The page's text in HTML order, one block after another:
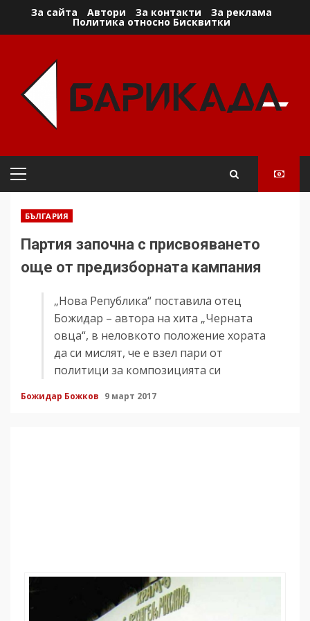
За сайта Автори За контакти За реклама
Политика относно Бисквитки
Primary
БЪЛГАРИЯ
Партия започна с присвояването
още от предизборната кампания
„Нова Република“ поставила отец
Божидар – автора на хита „Черната
овца“, в неловкото положение хората
да си мислят, че е взел пари от
политици за композицията си
Божидар Божков 9 март 2017